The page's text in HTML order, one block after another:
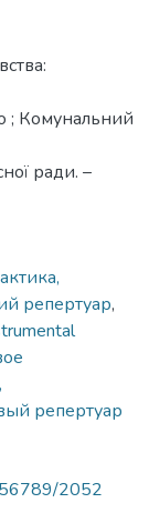
; Комунальний
ради. –
репертуар,
репертуар
2052